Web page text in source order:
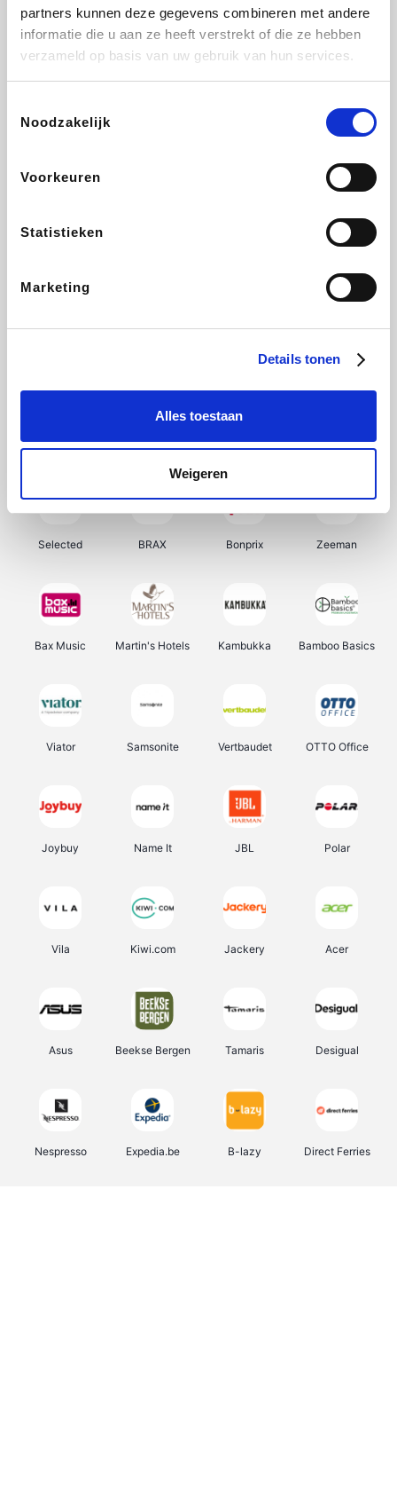
partners kunnen deze gegevens combineren met andere
informatie die u aan ze heeft verstrekt of die ze hebben
verzameld op basis van uw gebruik van hun services.
Noodzakelijk
Voorkeuren
Statistieken
Marketing
Details tonen
Alles toestaan
Weigeren
Weekendesk Sarenza Schiesser Interhome
Lufthansa
CheapTickets.be DeubaXXL
Samsung My Jewellery Delonghi Tennis Point
Selected BRAX Bonprix Zeeman
Bax Music Martin's Hotels Kambukka Bamboo Basics
Viator Samsonite Vertbaudet OTTO Office
Joybuy Name It JBL Polar
Vila Kiwi.com Jackery Acer
Asus Beekse Bergen Tamaris Desigual
Nespresso Expedia.be B-lazy Direct Ferries